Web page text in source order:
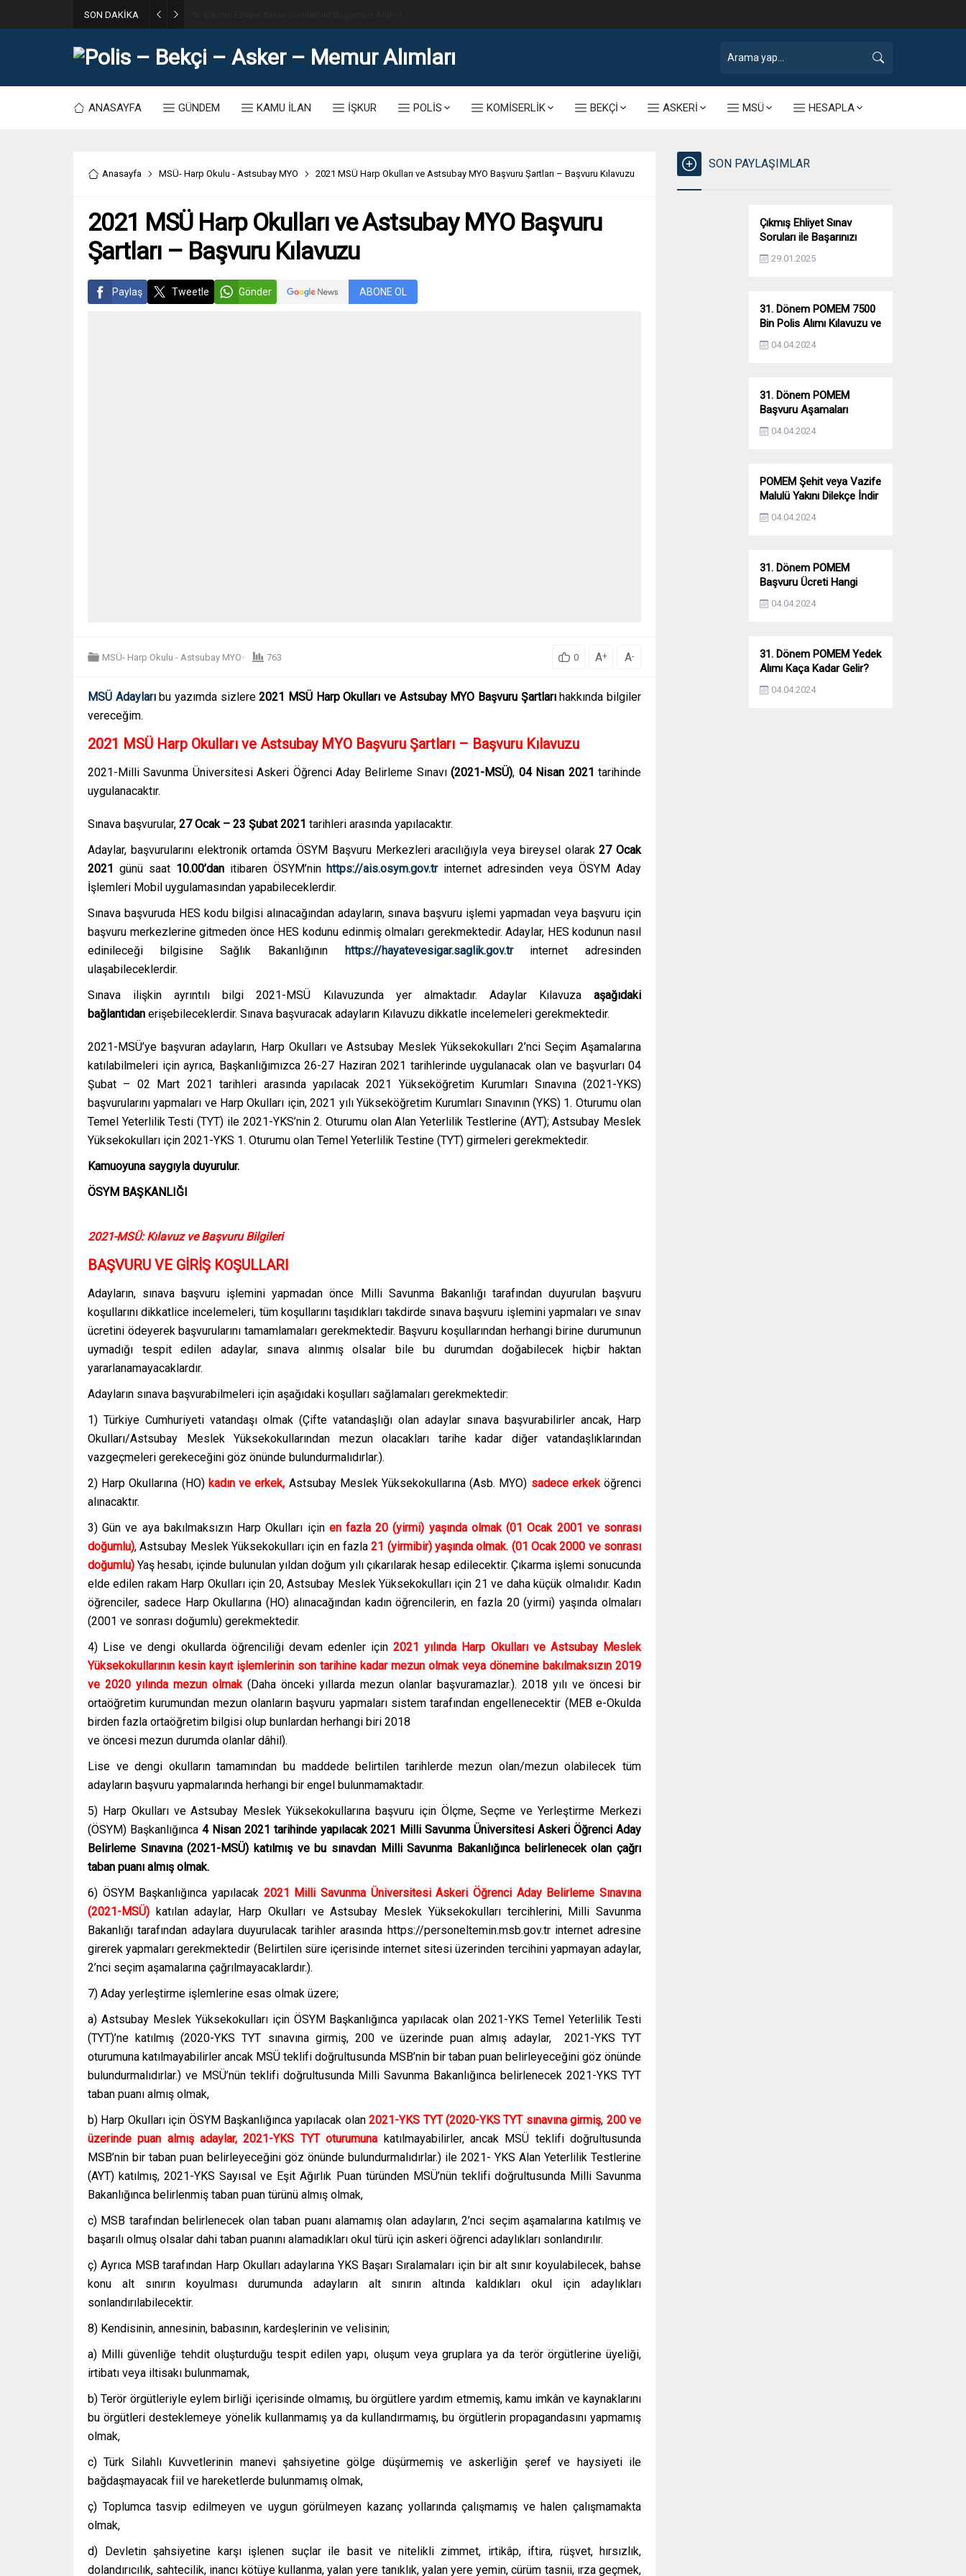
SON DAKİKA
ANASAYFA GÜNDEM KAMU İLAN İŞKUR POLİS KOMİSERLİK BEKÇİ ASKERİ MSÜ HESAPLA
Anasayfa MSÜ- Harp Okulu - Astsubay MYO 2021 MSÜ Harp Okulları ve Astsubay MYO Başvuru Şartları – Başvuru Kılavuzu
2021 MSÜ Harp Okulları ve Astsubay MYO Başvuru
Şartları – Başvuru Kılavuzu
Paylaş Tweetle Gönder ABONE OL
MSÜ- Harp Okulu - Astsubay MYO 763 0 A+ A-
MSÜ Adaylarıbu yazımda sizlere2021 MSÜ Harp Okulları ve Astsubay MYO Başvuru Şartlarıhakkında bilgiler
vereceğim.
2021 MSÜ Harp Okulları ve Astsubay MYO Başvuru Şartları – Başvuru Kılavuzu
2021-Milli Savunma Üniversitesi Askeri Öğrenci Aday Belirleme Sınavı(2021-MSÜ), 04 Nisan 2021tarihinde
uygulanacaktır.
Sınava başvurular, 27 Ocak – 23 Şubat 2021 tarihleri arasında yapılacaktır.
Adaylar, başvurularını elektronik ortamda ÖSYM Başvuru Merkezleri aracılığıyla veya bireysel olarak27 Ocak
2021 günü saat 10.00’danitibaren ÖSYM’ninhttps://ais.osym.gov.trinternet adresinden veya ÖSYM Aday
İşlemleri Mobil uygulamasından yapabileceklerdir.
Sınava başvuruda HES kodu bilgisi alınacağından adayların, sınava başvuru işlemi yapmadan veya başvuru için
başvuru merkezlerine gitmeden önce HES kodunu edinmiş olmaları gerekmektedir. Adaylar, HES kodunun nasıl
edinileceği bilgisine Sağlık Bakanlığının https://hayatevesigar.saglik.gov.trinternet adresinden
ulaşabileceklerdir.
Sınava ilişkin ayrıntılı bilgi 2021-MSÜ Kılavuzunda yer almaktadır. Adaylar Kılavuza aşağıdaki
bağlantıdan erişebileceklerdir. Sınava başvuracak adayların Kılavuzu dikkatle incelemeleri gerekmektedir.
2021-MSÜ’ye başvuran adayların, Harp Okulları ve Astsubay Meslek Yüksekokulları 2’nci Seçim Aşamalarına
katılabilmeleri için ayrıca, Başkanlığımızca 26-27 Haziran 2021 tarihlerinde uygulanacak olan ve başvurları 04
Şubat – 02 Mart 2021 tarihleri arasında yapılacak 2021 Yükseköğretim Kurumları Sınavına (2021-YKS)
başvurularını yapmaları ve Harp Okulları için, 2021 yılı Yükseköğretim Kurumları Sınavının (YKS) 1. Oturumu olan
Temel Yeterlilik Testi (TYT) ile 2021-YKS’nin 2. Oturumu olan Alan Yeterlilik Testlerine (AYT); Astsubay Meslek
Yüksekokulları için 2021-YKS 1. Oturumu olan Temel Yeterlilik Testine (TYT) girmeleri gerekmektedir.
Kamuoyuna saygıyla duyurulur.
ÖSYM BAŞKANLIĞI
2021-MSÜ: Kılavuz ve Başvuru Bilgileri
BAŞVURU VE GİRİŞ KOŞULLARI
Adayların, sınava başvuru işlemini yapmadan önce Milli Savunma Bakanlığı tarafından duyurulan başvuru
koşullarını dikkatlice incelemeleri, tüm koşullarını taşıdıkları takdirde sınava başvuru işlemini yapmaları ve sınav
ücretini ödeyerek başvurularını tamamlamaları gerekmektedir. Başvuru koşullarından herhangi birine durumunun
uymadığı tespit edilen adaylar, sınava alınmış olsalar bile bu durumdan doğabilecek hiçbir haktan
yararlanamayacaklardır.
Adayların sınava başvurabilmeleri için aşağıdaki koşulları sağlamaları gerekmektedir:
1) Türkiye Cumhuriyeti vatandaşı olmak (Çifte vatandaşlığı olan adaylar sınava başvurabilirler ancak, Harp
Okulları/Astsubay Meslek Yüksekokullarından mezun olacakları tarihe kadar diğer vatandaşlıklarından
vazgeçmeleri gerekeceğini göz önünde bulundurmalıdırlar.).
2) Harp Okullarına (HO) kadın ve erkek, Astsubay Meslek Yüksekokullarına (Asb. MYO) sadece erkeköğrenci
alınacaktır.
3) Gün ve aya bakılmaksızın Harp Okulları için en fazla 20 (yirmi) yaşında olmak (01 Ocak 2001 ve sonrası
doğumlu), Astsubay Meslek Yüksekokulları için en fazla21 (yirmibir) yaşında olmak. (01 Ocak 2000 ve sonrası
doğumlu) Yaş hesabı, içinde bulunulan yıldan doğum yılı çıkarılarak hesap edilecektir. Çıkarma işlemi sonucunda
elde edilen rakam Harp Okulları için 20, Astsubay Meslek Yüksekokulları için 21 ve daha küçük olmalıdır. Kadın
öğrenciler, sadece Harp Okullarına (HO) alınacağından kadın öğrencilerin, en fazla 20 (yirmi) yaşında olmaları
(2001 ve sonrası doğumlu) gerekmektedir.
4) Lise ve dengi okullarda öğrenciliği devam edenler için2021 yılında Harp Okulları ve Astsubay Meslek
Yüksekokullarının kesin kayıt işlemlerinin son tarihine kadar mezun olmak veya dönemine bakılmaksızın 2019
ve 2020 yılında mezun olmak (Daha önceki yıllarda mezun olanlar başvuramazlar.). 2018 yılı ve öncesi bir
ortaöğretim kurumundan mezun olanların başvuru yapmaları sistem tarafından engellenecektir (MEB e-Okulda
birden fazla ortaöğretim bilgisi olup bunlardan herhangi biri 2018
ve öncesi mezun durumda olanlar dâhil).
Lise ve dengi okulların tamamından bu maddede belirtilen tarihlerde mezun olan/mezun olabilecek tüm
adayların başvuru yapmalarında herhangi bir engel bulunmamaktadır.
5) Harp Okulları ve Astsubay Meslek Yüksekokullarına başvuru için Ölçme, Seçme ve Yerleştirme Merkezi
(ÖSYM) Başkanlığınca 4 Nisan 2021 tarihinde yapılacak 2021 Milli Savunma Üniversitesi Askeri Öğrenci Aday
Belirleme Sınavına (2021-MSÜ) katılmış ve bu sınavdan Milli Savunma Bakanlığınca belirlenecek olan çağrı
taban puanı almış olmak.
6) ÖSYM Başkanlığınca yapılacak 2021 Milli Savunma Üniversitesi Askeri Öğrenci Aday Belirleme Sınavına
(2021-MSÜ) katılan adaylar, Harp Okulları ve Astsubay Meslek Yüksekokulları tercihlerini, Milli Savunma
Bakanlığı tarafından adaylara duyurulacak tarihler arasında https://personeltemin.msb.gov.tr internet adresine
girerek yapmaları gerekmektedir (Belirtilen süre içerisinde internet sitesi üzerinden tercihini yapmayan adaylar,
2’nci seçim aşamalarına çağrılmayacaklardır.).
7) Aday yerleştirme işlemlerine esas olmak üzere;
a) Astsubay Meslek Yüksekokulları için ÖSYM Başkanlığınca yapılacak olan 2021-YKS Temel Yeterlilik Testi
(TYT)’ne katılmış (2020-YKS TYT sınavına girmiş, 200 ve üzerinde puan almış adaylar, 2021-YKS TYT
oturumuna katılmayabilirler ancak MSÜ teklifi doğrultusunda MSB’nin bir taban puan belirleyeceğini göz önünde
bulundurmalıdırlar.) ve MSÜ’nün teklifi doğrultusunda Milli Savunma Bakanlığınca belirlenecek 2021-YKS TYT
taban puanı almış olmak,
b) Harp Okulları için ÖSYM Başkanlığınca yapılacak olan2021-YKS TYT (2020-YKS TYT sınavına girmiş, 200 ve
üzerinde puan almış adaylar, 2021-YKS TYT oturumuna katılmayabilirler, ancak MSÜ teklifi doğrultusunda
MSB’nin bir taban puan belirleyeceğini göz önünde bulundurmalıdırlar.) ile 2021- YKS Alan Yeterlilik Testlerine
(AYT) katılmış, 2021-YKS Sayısal ve Eşit Ağırlık Puan türünden MSÜ’nün teklifi doğrultusunda Milli Savunma
Bakanlığınca belirlenmiş taban puan türünü almış olmak,
c) MSB tarafından belirlenecek olan taban puanı alamamış olan adayların, 2’nci seçim aşamalarına katılmış ve
başarılı olmuş olsalar dahi taban puanını alamadıkları okul türü için askeri öğrenci adaylıkları sonlandırılır.
ç) Ayrıca MSB tarafından Harp Okulları adaylarına YKS Başarı Sıralamaları için bir alt sınır koyulabilecek, bahse
konu alt sınırın koyulması durumunda adayların alt sınırın altında kaldıkları okul için adaylıkları
sonlandırılabilecektir.
8) Kendisinin, annesinin, babasının, kardeşlerinin ve velisinin;
a) Milli güvenliğe tehdit oluşturduğu tespit edilen yapı, oluşum veya gruplara ya da terör örgütlerine üyeliği,
irtibatı veya iltisakı bulunmamak,
b) Terör örgütleriyle eylem birliği içerisinde olmamış, bu örgütlere yardım etmemiş, kamu imkân ve kaynaklarını
bu örgütleri desteklemeye yönelik kullanmamış ya da kullandırmamış, bu örgütlerin propagandasını yapmamış
olmak,
c) Türk Silahlı Kuvvetlerinin manevi şahsiyetine gölge düşürmemiş ve askerliğin şeref ve haysiyeti ile
bağdaşmayacak fiil ve hareketlerde bulunmamış olmak,
ç) Toplumca tasvip edilmeyen ve uygun görülmeyen kazanç yollarında çalışmamış ve halen çalışmamakta
olmak,
d) Devletin şahsiyetine karşı işlenen suçlar ile basit ve nitelikli zimmet, irtikâp, iftira, rüşvet, hırsızlık,
dolandırıcılık, sahtecilik, inancı kötüye kullanma, yalan yere tanıklık, yalan yere yemin, cürüm tasnii, ırza geçmek,
SON PAYLAŞIMLAR
Çıkmış Ehliyet Sınav
Soruları ile Başarınızı
Artırın!
29.01.2025
31. Dönem POMEM 7500
Bin Polis Alımı Kılavuzu ve
Başvuru Ekranı
04.04.2024
31. Dönem POMEM
Başvuru Aşamaları
Nelerdir? Ön Sağlık –
Parkur – Mülakat
04.04.2024
POMEM Şehit veya Vazife
Malulü Yakını Dilekçe İndir
04.04.2024
31. Dönem POMEM
Başvuru Ücreti Hangi
Bankaya Yatırılacak?
04.04.2024
31. Dönem POMEM Yedek
Alımı Kaça Kadar Gelir?
Yıllara Göre Yedek Alımı
04.04.2024